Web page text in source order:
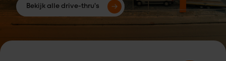
Bekijk alle drive-thru's